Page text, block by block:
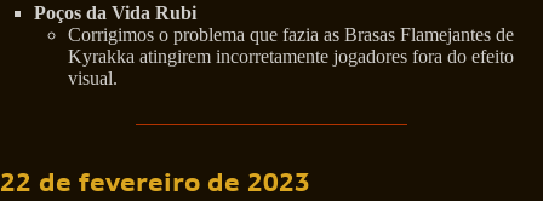
Poços da Vida Rubi
Corrigimos o problema que fazia as Brasas Flamejantes de
Kyrakka atingirem incorretamente jogadores fora do efeito
visual.
22 de fevereiro de 2023